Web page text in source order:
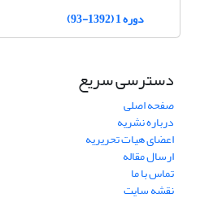
دوره 1 (1392-93)
دسترسی سریع
صفحه اصلی
درباره نشریه
اعضای هیات تحریریه
ارسال مقاله
تماس با ما
نقشه سایت